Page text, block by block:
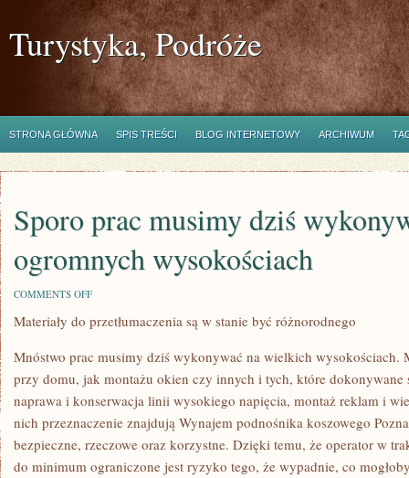
Turystyka, Podróże
STRONA GŁÓWNA SPIS TREŚCI BLOG INTERNETOWY ARCHIWUM
Sporo prac musimy dziś
ogromnych wysokościach
COMMENTS OFFON
PRAC
WYKONYWAĆ
NA
WYSOKOŚCIACH
Materiały do przetłumaczenia są w stanie być różnorodnego
Mnóstwo prac musimy dziś wykonywać na wielkich wysokościach.
przy domu, jak montażu okien czy innych i tych, które dokonywane
naprawa i konserwacja linii wysokiego napięcia, montaż reklam i
nich przeznaczenie znajdują Wynajem podnośnika koszowego
bezpieczne, rzeczowe oraz korzystne. Dzięki temu, że operator w
do minimum ograniczone jest ryzyko tego, że wypadnie, co